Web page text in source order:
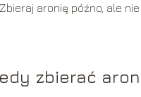
Zbieraj aronię późno, ale
zbierać